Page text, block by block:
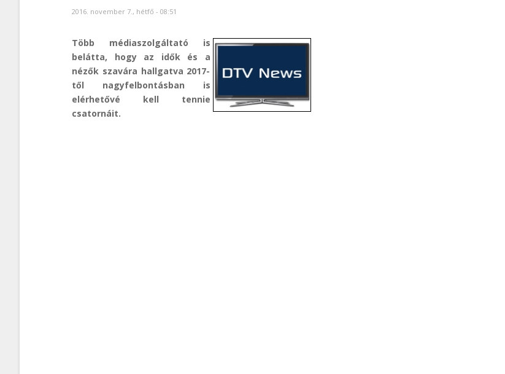
2016. november 7., hétfő - 08:51
Több médiaszolgáltató is
belátta, hogy az idők és a
nézők szavára hallgatva 2017-
től nagyfelbontásban is
elérhetővé kell tennie
csatornáit.